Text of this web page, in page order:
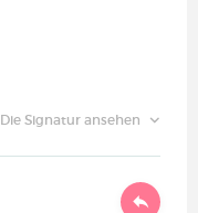
Die Signatur ansehen